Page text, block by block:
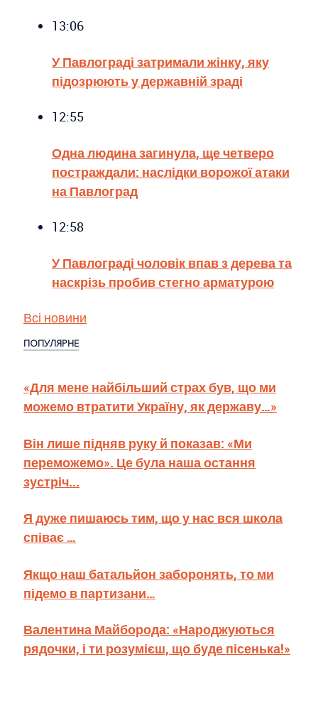
13:06
У Павлограді затримали жінку, яку
підозрюють у державній зраді
12:55
Одна людина загинула, ще четверо
постраждали: наслідки ворожої атаки
на Павлоград
12:58
У Павлограді чоловік впав з дерева та
наскрізь пробив стегно арматурою
Всі новини
ПОПУЛЯРНЕ
«Для мене найбільший страх був, що ми
можемо втратити Україну, як державу…»
Він лише підняв руку й показав: «Ми
переможемо». Це була наша остання
зустріч...
Я дуже пишаюсь тим, що у нас вся школа
співає …
Якщо наш батальйон заборонять, то ми
підемо в партизани…
Валентина Майборода: «Народжуються
рядочки, і ти розумієш, що буде пісенька!»